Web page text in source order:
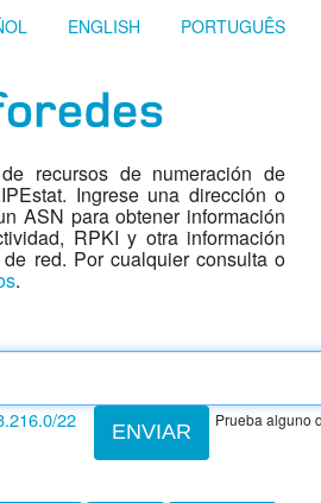
ENGLISH PORTUGUÊS
recursos de numeración de
Ingrese una dirección o
ASN para obtener información
RPKI y otra información
red. Por cualquier consulta o
.
ENVIAR
22 Prueba alguno